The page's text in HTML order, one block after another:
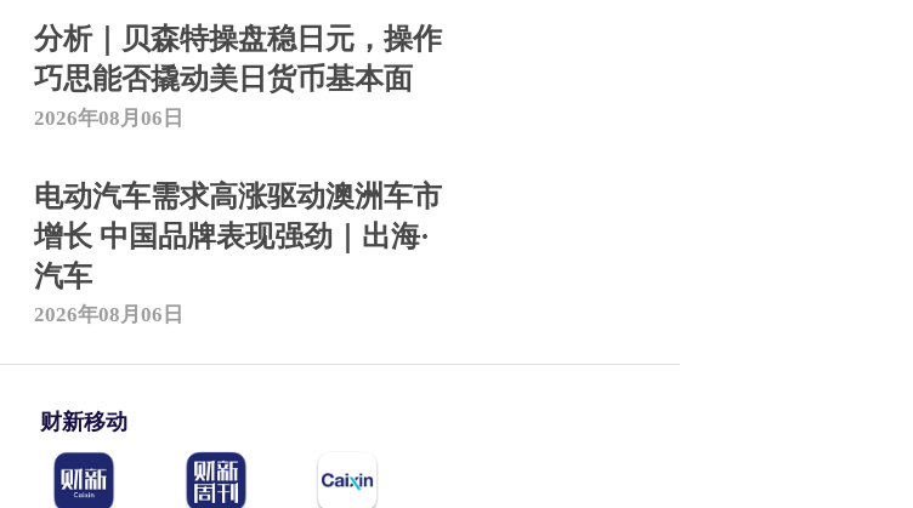
分析｜贝森特操盘稳日元，操作
巧思能否撬动美日货币基本面
2026年08月06日
电动汽车需求高涨驱动澳洲车市
增长 中国品牌表现强劲｜出海·
汽车
2026年08月06日
财新移动